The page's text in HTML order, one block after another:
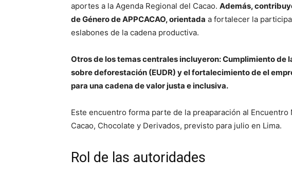
aportes a la Agenda Regional del Cacao. Además,
de Género de APPCACAO, orientada a fortalecer la
eslabones de la cadena productiva.
Otros de los temas centrales incluyeron: Cumplimiento de
sobre deforestación (EUDR) y el fortalecimiento de el
para una cadena de valor justa e inclusiva.
Este encuentro forma parte de la preaparación al
Cacao, Chocolate y Derivados, previsto para julio en Lima.
Rol de las autoridades